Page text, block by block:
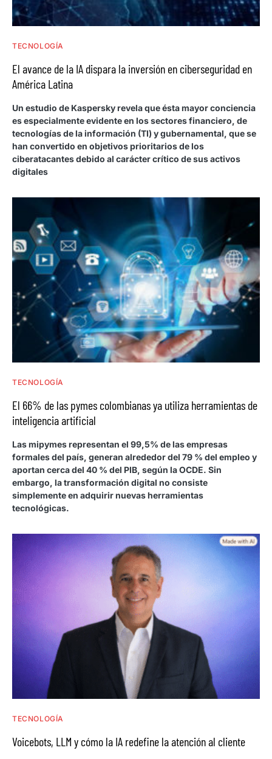
TECNOLOGÍA
El avance de la IA dispara la inversión en ciberseguridad en
América Latina
Un estudio de Kaspersky revela que ésta mayor conciencia
es especialmente evidente en los sectores financiero, de
tecnologías de la información (TI) y gubernamental, que se
han convertido en objetivos prioritarios de los
ciberatacantes debido al carácter crítico de sus activos
digitales
TECNOLOGÍA
El 66% de las pymes colombianas ya utiliza herramientas de
inteligencia artificial
Las mipymes representan el 99,5% de las empresas
formales del país, generan alrededor del 79 % del empleo y
aportan cerca del 40 % del PIB, según la OCDE. Sin
embargo, la transformación digital no consiste
simplemente en adquirir nuevas herramientas
tecnológicas.
TECNOLOGÍA
Voicebots, LLM y cómo la IA redefine la atención al cliente